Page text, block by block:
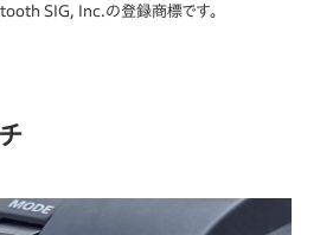
SIG, Inc.の登録商標です。